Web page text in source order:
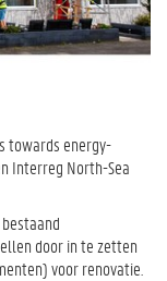
towards energy-
Interreg North-Sea
door in te zetten
voor renovatie.